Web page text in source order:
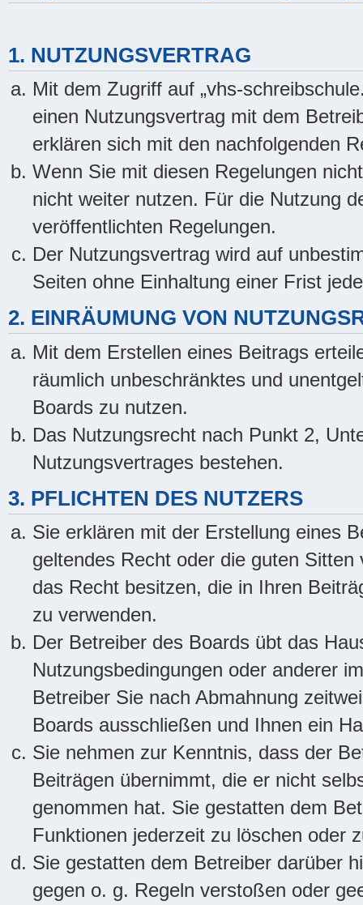
1. NUTZUNGSVERTRAG
Mit dem Zugriff auf „vhs-
einen Nutzungsvertrag mit dem
erklären sich mit den nachfolgenden
Wenn Sie mit diesen Regelungen
nicht weiter nutzen. Für die Nutzung
veröffentlichten Regelungen.
Der Nutzungsvertrag wird auf
Seiten ohne Einhaltung einer Frist
2. EINRÄUMUNG VON
Mit dem Erstellen eines Beitrags
räumlich unbeschränktes und
Boards zu nutzen.
Das Nutzungsrecht nach Punkt 2,
Nutzungsvertrages bestehen.
3. PFLICHTEN DES NUTZERS
Sie erklären mit der Erstellung eines
geltendes Recht oder die guten
das Recht besitzen, die in Ihren
zu verwenden.
Der Betreiber des Boards übt das
Nutzungsbedingungen oder anderer
Betreiber Sie nach Abmahnung
Boards ausschließen und Ihnen ein
Sie nehmen zur Kenntnis, dass der
Beiträgen übernimmt, die er nicht
genommen hat. Sie gestatten dem
Funktionen jederzeit zu löschen oder
Sie gestatten dem Betreiber darüber
gegen o. g. Regeln verstoßen oder